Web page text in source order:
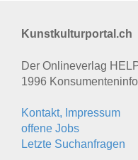
Kunstkulturportal.ch
Der Onlineverlag
1996
Kontakt, Impressum
offene Jobs
Letzte Suchanfragen